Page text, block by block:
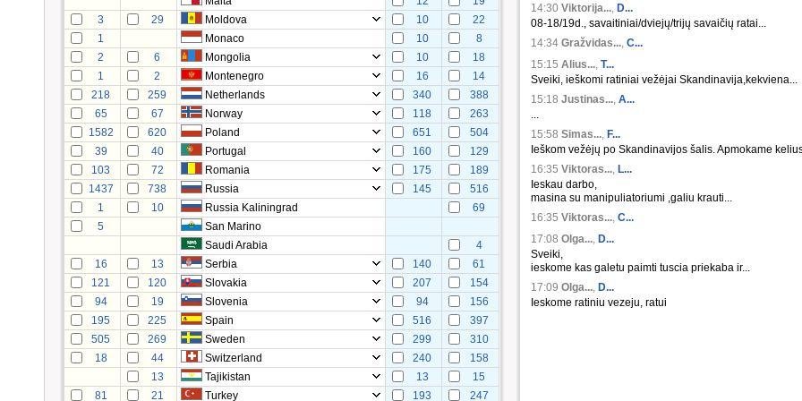
3
29 Moldova 10
22
1
Monaco 10
8
2
6 Mongolia 10
18
1
2 Montenegro 16
14
218
259 Netherlands 340
388
65
67 Norway 118
263
1582
620 Poland 651
504
39
40 Portugal 160
129
103
72 Romania 175
189
1437
738 Russia 145
516
1
10 Russia Kaliningrad
69
5
San Marino
Saudi Arabia
4
16
13 Serbia 140
61
121
120 Slovakia 207
154
94
19 Slovenia 94
156
195
225 Spain 516
397
505
269 Sweden 299
310
18
44 Switzerland 240
158
13
Tajikistan 13
15
81
21 Turkey 193 247
14:30 Viktorija..., D...
08-18/19d., savaitiniai/dviejų/trijų savaičių ratai...
14:34 Gražvidas..., C...
15:15 Alius..., T...
Sveiki, ieškomi ratiniai vežėjai Skandinavija,kekviena...
15:18 Justinas..., A...
...
15:58 Simas..., F...
Ieškom vežėjų po Skandinavijos šalis. Apmokame
16:35 Viktoras..., L...
Ieskau darbo,
masina su manipuliatoriumi ,galiu krauti...
16:35 Viktoras..., C...
17:08 Olga..., D...
Sveiki,
ieskome kas galetu paimti tuscia priekaba ir...
17:09 Olga..., D...
Ieskome ratiniu vezeju, ratui